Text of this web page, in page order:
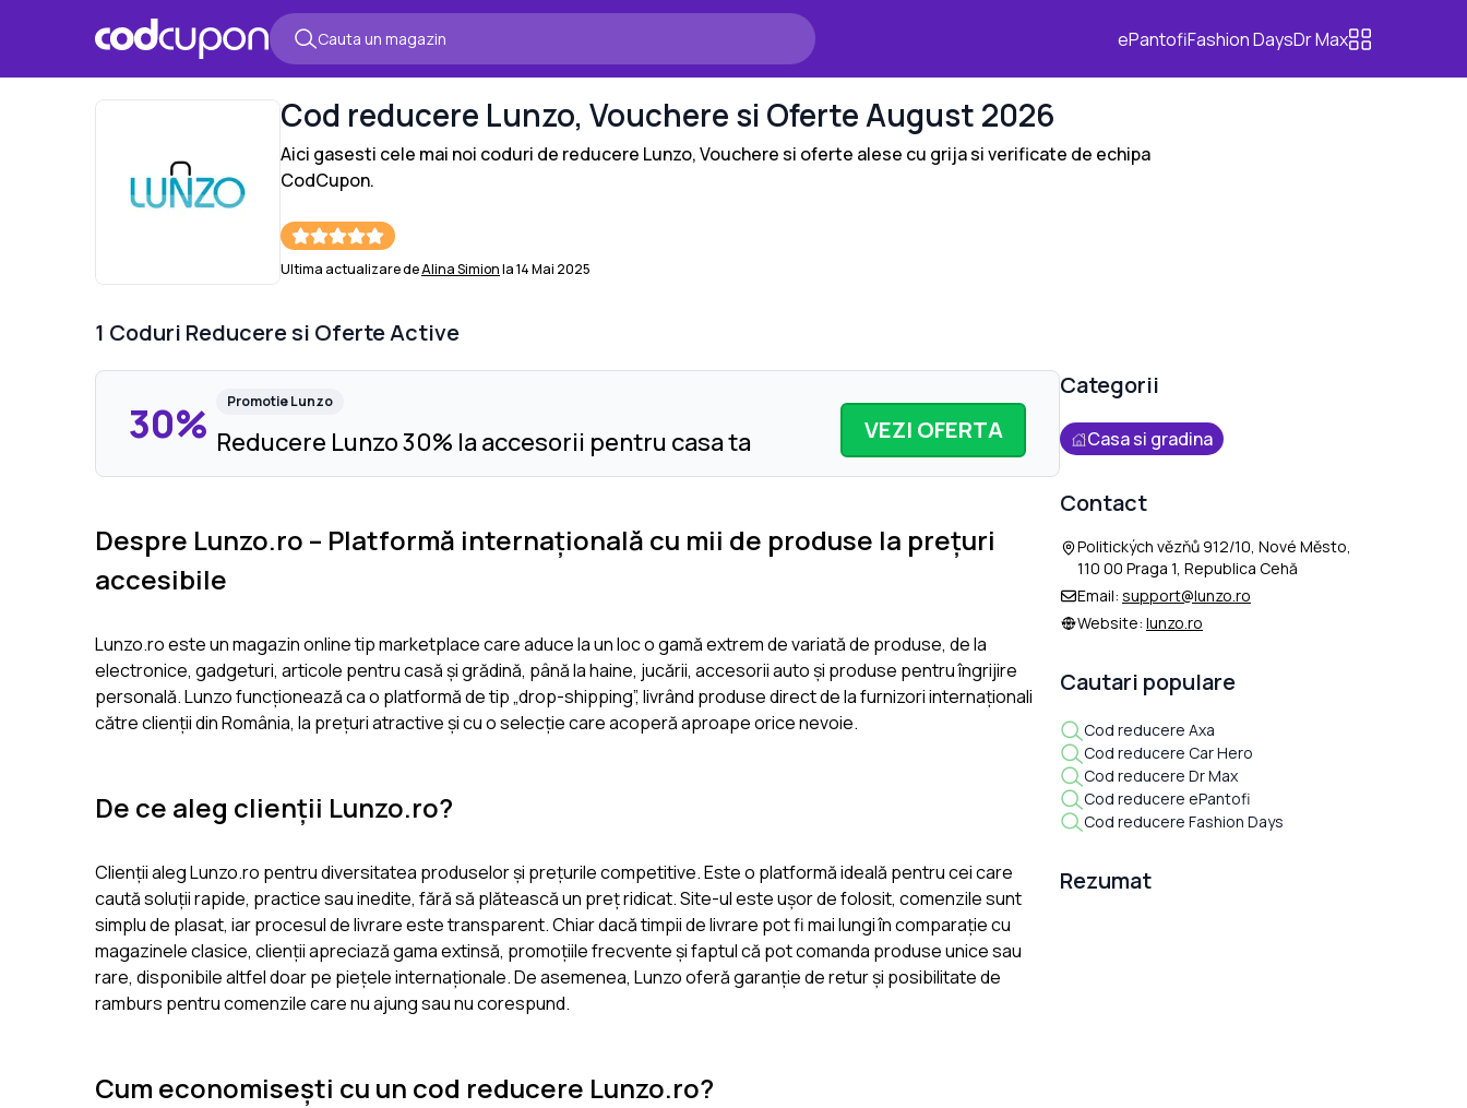
ePantofiFashion DaysDr Max
Cod reducere Lunzo, Vouchere si OferteAugust 2026
Aici gasesti cele mai noi coduri de reducere Lunzo, Vouchere si oferte alese cu grija si verificate de echipa
CodCupon.
Ultima actualizare deAlina Simionla14 Mai 2025
1 Coduri Reducere si Oferte Active
30% PromotieLunzo
Reducere Lunzo 30% la accesorii pentru casa ta VEZI OFERTA
Despre Lunzo.ro – Platformă internațională cu mii de produse la prețuri
accesibile
Lunzo.ro este un magazin online tip marketplace care aduce la un loc o gamă extrem de variată de produse, de la
electronice, gadgeturi, articole pentru casă și grădină, până la haine, jucării, accesorii auto și produse pentru îngrijire
personală. Lunzo funcționează ca o platformă de tip „drop-shipping”, livrând produse direct de la furnizori internaționali
către clienții din România, la prețuri atractive și cu o selecție care acoperă aproape orice nevoie.
De ce aleg clienții Lunzo.ro?
Clienții aleg Lunzo.ro pentru diversitatea produselor și prețurile competitive. Este o platformă ideală pentru cei care
caută soluții rapide, practice sau inedite, fără să plătească un preț ridicat. Site-ul este ușor de folosit, comenzile sunt
simplu de plasat, iar procesul de livrare este transparent. Chiar dacă timpii de livrare pot fi mai lungi în comparație cu
magazinele clasice, clienții apreciază gama extinsă, promoțiile frecvente și faptul că pot comanda produse unice sau
rare, disponibile altfel doar pe piețele internaționale. De asemenea, Lunzo oferă garanție de retur și posibilitate de
ramburs pentru comenzile care nu ajung sau nu corespund.
Cum economisești cu un cod reducere Lunzo.ro?
Categorii
Casa si gradina
Contact
Politických vězňů 912/10, Nové Město,
110 00 Praga 1, Republica Cehă
Email: support@lunzo.ro
Website: lunzo.ro
Cautari populare
Cod reducere Axa
Cod reducere Car Hero
Cod reducere Dr Max
Cod reducere ePantofi
Cod reducere Fashion Days
Rezumat